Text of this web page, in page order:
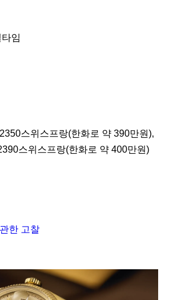
임
스위스프랑(한화로 약 390만원),
스위스프랑(한화로 약 400만원)
한 고찰